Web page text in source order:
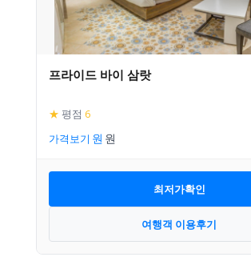
프라이드 바이 삼랏
★ 평점 6
가격보기
최저가확인
여행객 이용후기